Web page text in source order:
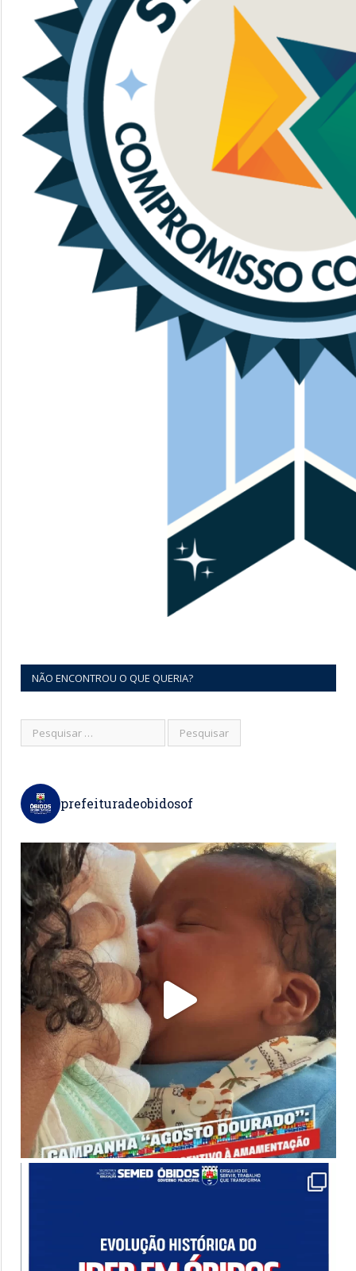
NÃO ENCONTROU O QUE QUERIA?
prefeituradeobidosof